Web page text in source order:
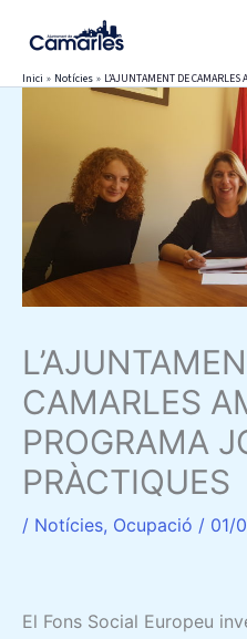
contingut
Inici Notícies L’AJUNTAMENT DE CAMARLES
CAMARLES
PROGRAMA
PRÀCTIQUES
/ Notícies, Ocupació / 01/
El Fons Social Europeu